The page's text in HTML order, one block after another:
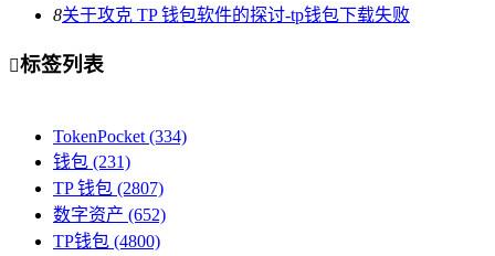
8关于攻克 TP 钱包软件的探讨-tp钱包下载失败
标签列表
TokenPocket (334)
钱包 (231)
TP 钱包 (2807)
数字资产 (652)
TP钱包 (4800)